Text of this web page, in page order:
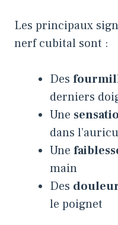
Les principaux
nerf cubital sont :
Des
derniers
Une
dans
Une
main
Des
le poignet